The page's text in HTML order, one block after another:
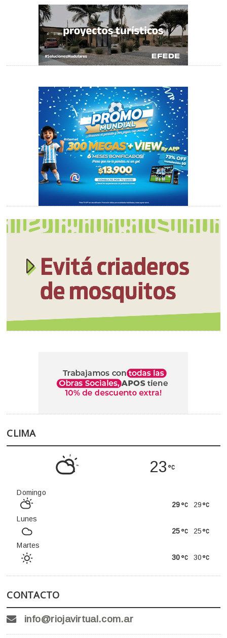
CLIMA
23
Domingo
29
29
Lunes
25
25
Martes
30
30
CONTACTO
info@riojavirtual.com.ar